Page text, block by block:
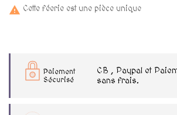
 Cette féerie est une pièce unique
Paiement
Sécurisé
CB , Paypal et
sans frais.